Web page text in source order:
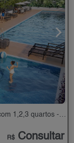
quartos - 26 a 90 m²
R$ Consultar